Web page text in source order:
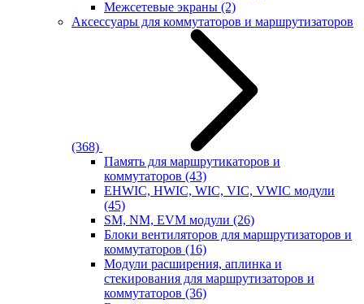
Межсетевые экраны (2)
Аксессуары для коммутаторов и маршрутизаторов
(368)
Память для маршрутикаторов и
коммутаторов (43)
EHWIC, HWIC, WIC, VIC, VWIC модули
(45)
SM, NM, EVM модули (26)
Блоки вентиляторов для маршрутизаторов и
коммутаторов (16)
Модули расширения, аплинка и
стекирования для маршрутизаторов и
коммутаторов (36)